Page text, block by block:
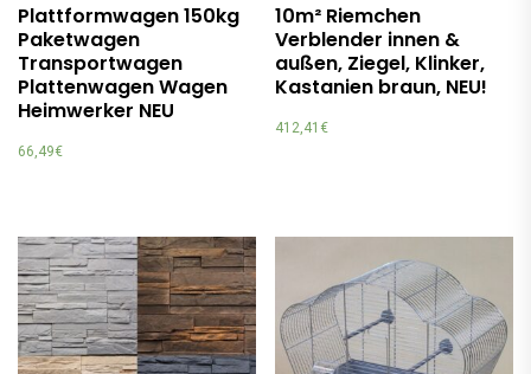
Plattformwagen 150kg
Paketwagen
Transportwagen
Plattenwagen Wagen
Heimwerker NEU
66,49€
10m² Riemchen
Verblender innen &
außen, Ziegel, Klinker,
Kastanien braun, NEU!
412,41 €